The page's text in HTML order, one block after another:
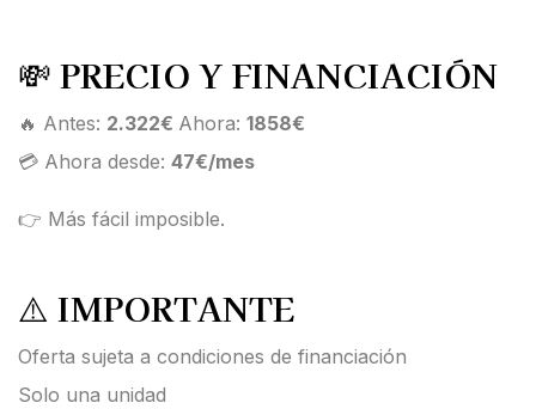
💸 PRECIO Y FINANCIACIÓN
🔥 Antes: 2.322€ Ahora: 1858€
💳 Ahora desde: 47€/mes
👉 Más fácil imposible.
⚠️ IMPORTANTE
Oferta sujeta a condiciones de financiación
Solo una unidad